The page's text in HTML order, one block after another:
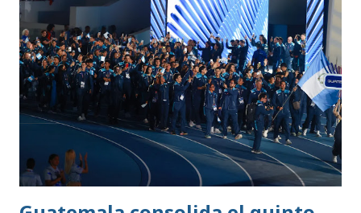
filial del Cruz Azul de México, club al que se vinculó tras
destacar en una gira en Europa. Misael Ospina Pinto Lugar
y fecha de nacimiento: Barberena, Santa Rosa, 29 de julio
1996 Posición: Volante por derecha Peso: 143 libras
Estatura: 1.75 metros Equipo: Cruz Azul de Segunda
División de México Estudios: Quinto bachillerato en México
via. luchosolares.blogspot.com